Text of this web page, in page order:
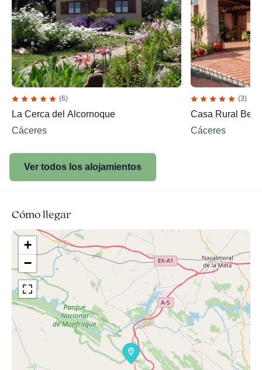
(6)
La Cerca del Alcornoque
Cáceres
(3)
Casa Rural
Cáceres
Ver todos los alojamientos
Cómo llegar
+
−